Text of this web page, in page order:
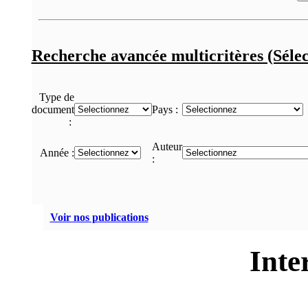
Recherche avancée multicritères
Type de
document
:
Pays :
Année :
Auteur
:
Voir nos publications